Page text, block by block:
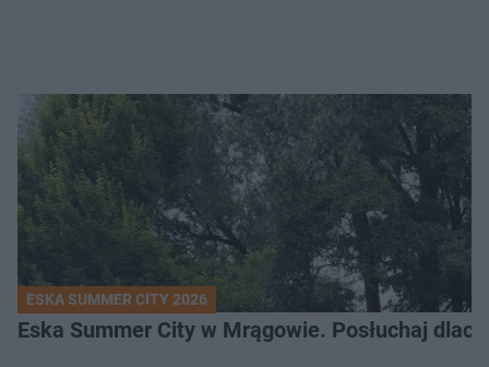
ESKA SUMMER CITY 2026
Eska Summer City w Mrągowie. Posłuchaj